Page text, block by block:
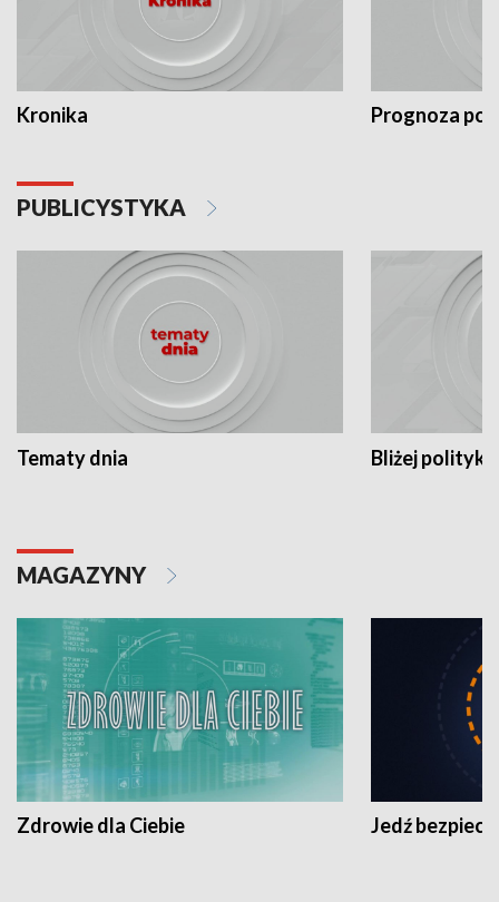
Kronika Prognoza
PUBLICYSTYKA
Tematy dnia Bliżej polityki
MAGAZYNY
Zdrowie dla Ciebie Jedź